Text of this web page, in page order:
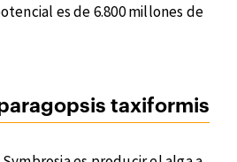
es de 6.800 millones de
taxiformis